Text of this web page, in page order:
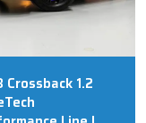
Crossback 1.2